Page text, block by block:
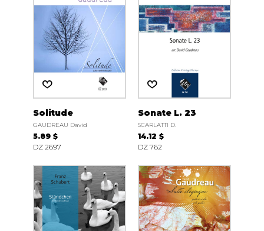
Solitude
GAUDREAU David
5.89 $
DZ 2697
Sonate L. 23
SCARLATTI D.
14.12 $
DZ 762